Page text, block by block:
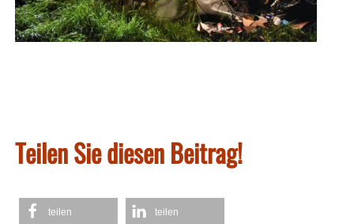
Teilen Sie diesen Beitrag!
teilen teilen